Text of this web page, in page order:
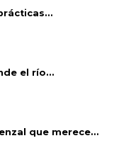
el río...
que merece...